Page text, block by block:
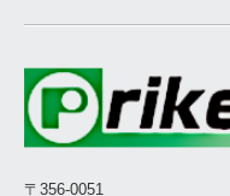
〒 356-0051